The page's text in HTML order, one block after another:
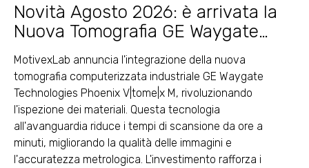
Novità Agosto 2026: è arrivata la
Nuova Tomografia GE Waygate
Technologies
MotivexLab annuncia l'integrazione della nuova
tomografia computerizzata industriale GE Waygate
Technologies Phoenix V|tome|x M, rivoluzionando
l'ispezione dei materiali. Questa tecnologia
all'avanguardia riduce i tempi di scansione da ore a
minuti, migliorando la qualità delle immagini e
l'accuratezza metrologica. L'investimento rafforza i